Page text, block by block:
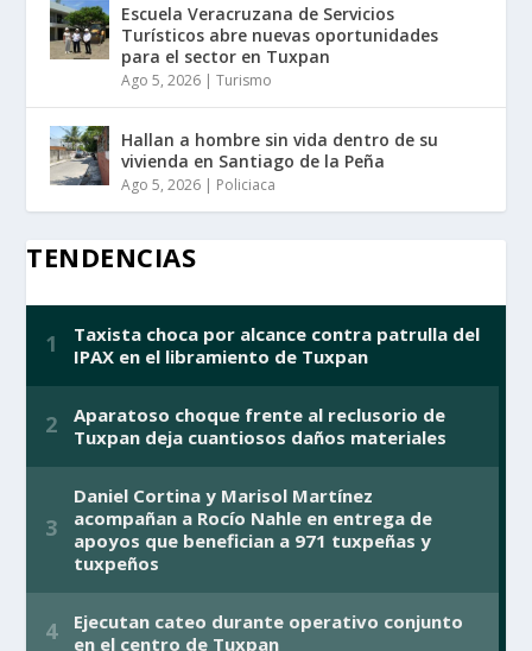
Escuela Veracruzana de Servicios
Turísticos abre nuevas oportunidades
para el sector en Tuxpan
Ago 5, 2026 |Turismo
Hallan a hombre sin vida dentro de su
vivienda en Santiago de la Peña
Ago 5, 2026 | Policiaca
TENDENCIAS